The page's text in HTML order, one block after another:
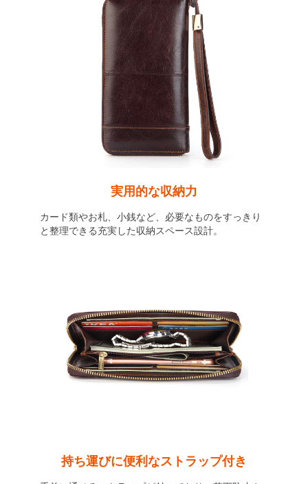
実用的な収納力
カード類やお札、小銭など、必要なものをすっきり
と整理できる充実した収納スペース設計。
持ち運びに便利なストラップ付き